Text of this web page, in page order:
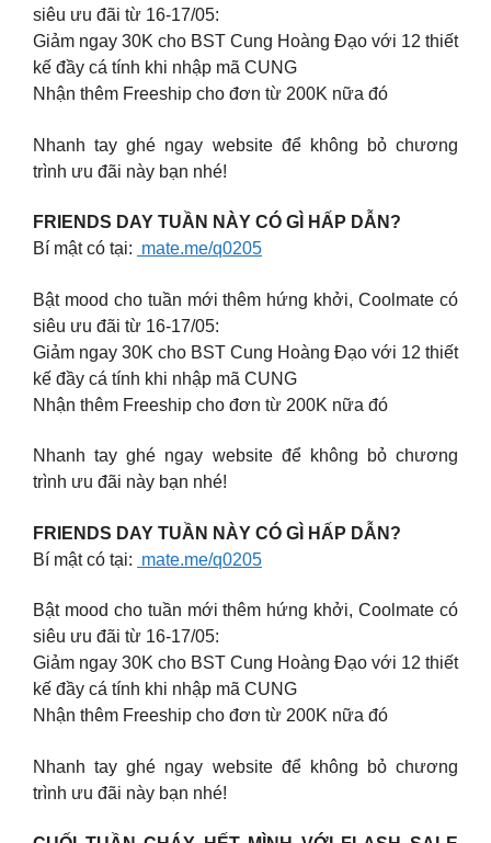
siêu ưu đãi từ 16-17/05:
Giảm ngay 30K cho BST Cung Hoàng Đạo với 12 thiết
kế đầy cá tính khi nhập mã CUNG
Nhận thêm Freeship cho đơn từ 200K nữa đó
Nhanh tay ghé ngay website để không bỏ chương
trình ưu đãi này bạn nhé!
FRIENDS DAY TUẦN NÀY CÓ GÌ HẤP DẪN?
Bí mật có tại: mate.me/q0205
Bật mood cho tuần mới thêm hứng khởi, Coolmate có
siêu ưu đãi từ 16-17/05:
Giảm ngay 30K cho BST Cung Hoàng Đạo với 12 thiết
kế đầy cá tính khi nhập mã CUNG
Nhận thêm Freeship cho đơn từ 200K nữa đó
Nhanh tay ghé ngay website để không bỏ chương
trình ưu đãi này bạn nhé!
FRIENDS DAY TUẦN NÀY CÓ GÌ HẤP DẪN?
Bí mật có tại: mate.me/q0205
Bật mood cho tuần mới thêm hứng khởi, Coolmate có
siêu ưu đãi từ 16-17/05:
Giảm ngay 30K cho BST Cung Hoàng Đạo với 12 thiết
kế đầy cá tính khi nhập mã CUNG
Nhận thêm Freeship cho đơn từ 200K nữa đó
Nhanh tay ghé ngay website để không bỏ chương
trình ưu đãi này bạn nhé!